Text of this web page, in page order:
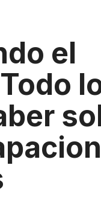
el